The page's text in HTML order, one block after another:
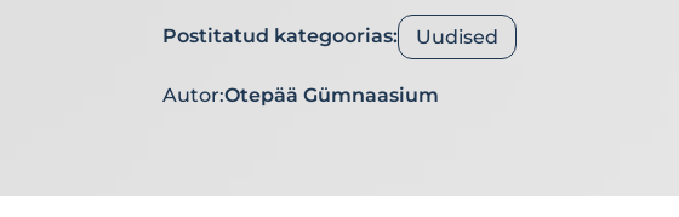
Postitatud kategoorias: Uudised
Autor:Otepää Gümnaasium